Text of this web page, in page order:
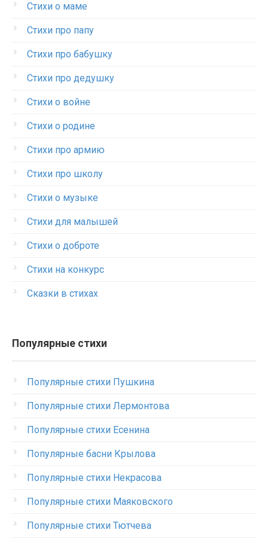
Стихи о маме
Стихи про папу
Стихи про бабушку
Стихи про дедушку
Стихи о войне
Стихи о родине
Стихи про армию
Стихи про школу
Стихи о музыке
Стихи для малышей
Стихи о доброте
Стихи на конкурс
Сказки в стихах
Популярные стихи
Популярные стихи Пушкина
Популярные стихи Лермонтова
Популярные стихи Есенина
Популярные басни Крылова
Популярные стихи Некрасова
Популярные стихи Маяковского
Популярные стихи Тютчева